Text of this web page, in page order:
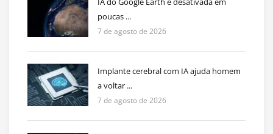
poucas ...
7 de agosto de 2026
Implante cerebral com IA ajuda homem
a voltar ...
7 de agosto de 2026